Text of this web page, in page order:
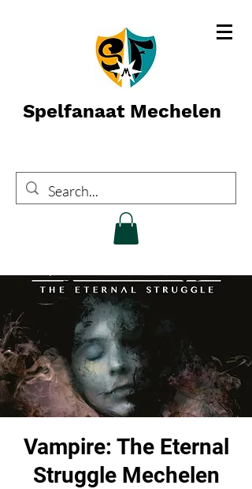
Spelfanaat Mechelen
Vampire: The Eternal
Struggle Mechelen